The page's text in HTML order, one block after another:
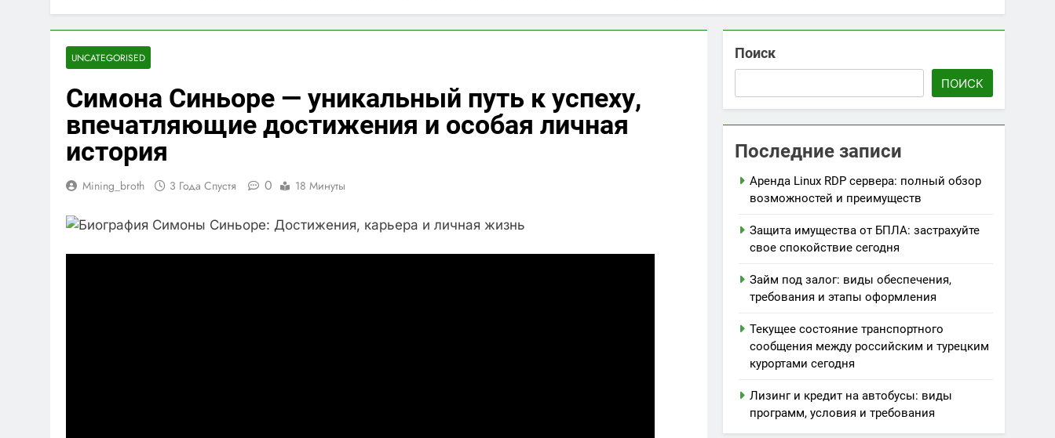
UNCATEGORISED
Симона Синьоре — уникальный путь к успеху,
впечатляющие достижения и особая личная
история
Mining_broth 3 Года Спустя 0 18 Минуты
Поиск
ПОИСК
Последние записи
Аренда Linux RDP сервера: полный обзор
возможностей и преимуществ
Защита имущества от БПЛА: застрахуйте
свое спокойствие сегодня
Займ под залог: виды обеспечения,
требования и этапы оформления
Текущее состояние транспортного
сообщения между российским и турецким
курортами сегодня
Лизинг и кредит на автобусы: виды
программ, условия и требования